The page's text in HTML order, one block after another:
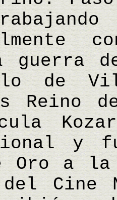
guerra
de
Reino
y
Oro a
del Cine